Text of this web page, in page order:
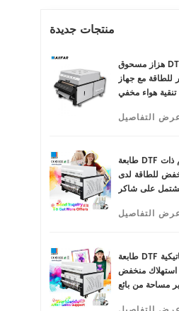
منتجات جديدة
هزاز مسحوق DTF أوتوماتيكي
للطاقة مع جهاز
تنقية هواء مخفي
التفاصيل
طابعة DTF صغيرة الحجم ذات
للطاقة لدى
تشتمل على شاكر
تنقية الهواء
التفاصيل
طابعة DTF صغيرة أوتوماتيكية
استهلاك منخفض
مساحة من بائع